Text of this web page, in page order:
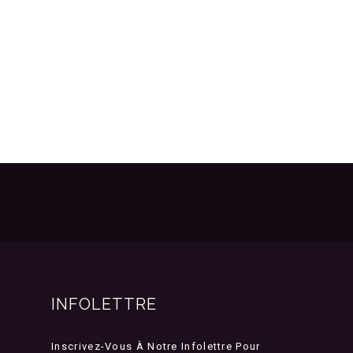
INFOLETTRE
Inscrivez-Vous À Notre Infolettre Pour